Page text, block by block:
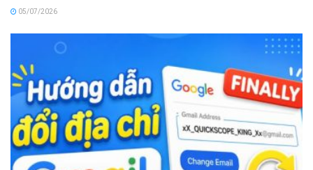
05/07/2026